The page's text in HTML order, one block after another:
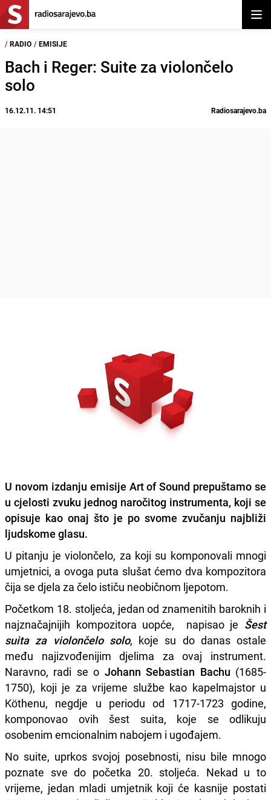
/ RADIO / EMISIJE
Bach i Reger: Suite za violončelo
solo
16.12.11. 14:51 Radiosarajevo.ba
U novom izdanju emisije Art of Sound prepuštamo se
u cjelosti zvuku jednog naročitog instrumenta, koji se
opisuje kao onaj što je po svome zvučanju najbliži
ljudskome glasu.
U pitanju je violončelo, za koji su komponovali mnogi
umjetnici, a ovoga puta slušat ćemo dva kompozitora
čija se djela za čelo ističu neobičnom ljepotom.
Početkom 18. stoljeća, jedan od znamenitih baroknih i
najznačajnijih kompozitora uopće, napisao je Šest
suita za violončelo solo, koje su do danas ostale
među najizvođenijim djelima za ovaj instrument.
Naravno, radi se o Johann Sebastian Bachu (1685-
1750), koji je za vrijeme službe kao kapelmajstor u
Köthenu, negdje u periodu od 1717-1723 godine,
komponovao ovih šest suita, koje se odlikuju
osobenim emcionalnim nabojem i ugođajem.
No suite, uprkos svojoj posebnosti, nisu bile mnogo
poznate sve do početka 20. stoljeća. Nekad u to
vrijeme, jedan mladi umjetnik koji će kasnije postati